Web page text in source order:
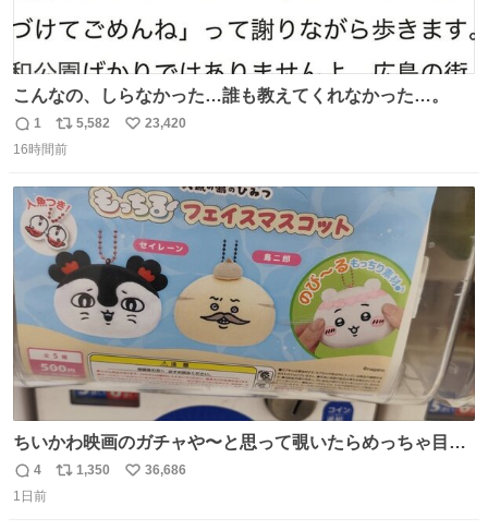
こんなの、しらなかった…誰も教えてくれなかった…。
返
信
1
リ
ポ
ト
数
5,582
い
数
23,420
16時間前
ちいかわ映画のガチャや〜と思って覗いたらめっちゃ目合
って気まずい
返
信
4
リ
1,350
い
36,686
1日前